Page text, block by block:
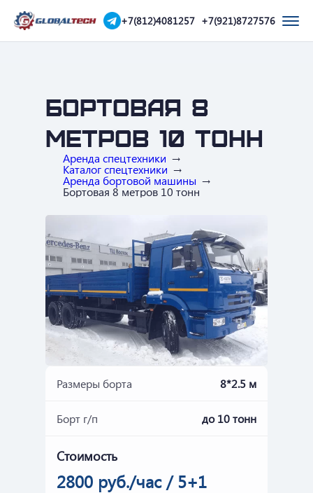
+7(812)4081257 +7(921)8727576
Бортовая 8
метров 10 тонн
Аренда спецтехники
Каталог спецтехники
Аренда бортовой машины
Бортовая 8 метров 10 тонн
Размеры борта 8*2.5 м
Борт г/п до 10 тонн
Стоимость
2800 руб./час / 5+1